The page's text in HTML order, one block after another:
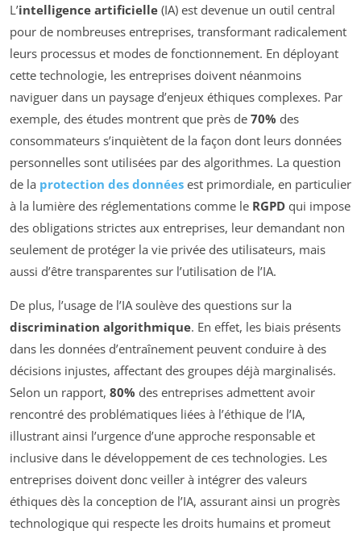
L’intelligence artificielle (IA) est devenue un outil central
pour de nombreuses entreprises, transformant radicalement
leurs processus et modes de fonctionnement. En déployant
cette technologie, les entreprises doivent néanmoins
naviguer dans un paysage d’enjeux éthiques complexes. Par
exemple, des études montrent que près de 70% des
consommateurs s’inquiètent de la façon dont leurs données
personnelles sont utilisées par des algorithmes. La question
de la protection des données est primordiale, en particulier
à la lumière des réglementations comme le RGPD qui impose
des obligations strictes aux entreprises, leur demandant non
seulement de protéger la vie privée des utilisateurs, mais
aussi d’être transparentes sur l’utilisation de l’IA.
De plus, l’usage de l’IA soulève des questions sur la
discrimination algorithmique. En effet, les biais présents
dans les données d’entraînement peuvent conduire à des
décisions injustes, affectant des groupes déjà marginalisés.
Selon un rapport, 80% des entreprises admettent avoir
rencontré des problématiques liées à l’éthique de l’IA,
illustrant ainsi l’urgence d’une approche responsable et
inclusive dans le développement de ces technologies. Les
entreprises doivent donc veiller à intégrer des valeurs
éthiques dès la conception de l’IA, assurant ainsi un progrès
technologique qui respecte les droits humains et promeut